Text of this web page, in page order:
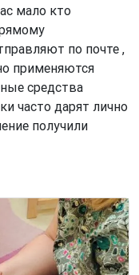
мало кто
по почте ,
применяются
средства
часто дарят лично
получили